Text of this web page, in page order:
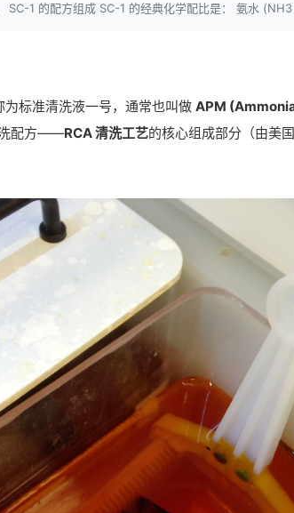
SC-1 的配方组成 SC-1 的经典化学配比是： 氨水 (NH3
为标准清洗液一号，通常也叫做 APM
洗配方——RCA 清洗工艺的核心组成部分（由美